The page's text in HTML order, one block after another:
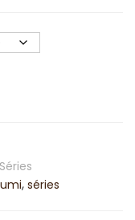
preço:
R$62,50
, séries